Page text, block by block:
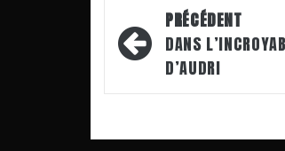
Navigation
d’article
PRÉCÉDENT
DANS
D’AUDRI